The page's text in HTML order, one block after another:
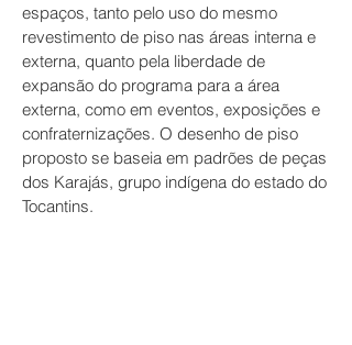
espaços, tanto pelo uso do mesmo
revestimento de piso nas áreas interna e
externa, quanto pela liberdade de
expansão do programa para a área
externa, como em eventos, exposições e
confraternizações. O desenho de piso
proposto se baseia em padrões de peças
dos Karajás, grupo indígena do estado do
Tocantins.